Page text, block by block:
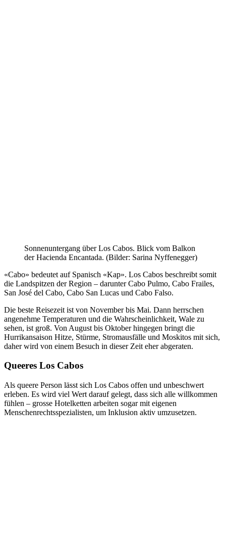
Sonnenuntergang über Los Cabos. Blick vom Balkon
der Hacienda Encantada. (Bilder: Sarina Nyffenegger)
«Cabo» bedeutet auf Spanisch «Kap». Los Cabos beschreibt somit
die Landspitzen der Region – darunter Cabo Pulmo, Cabo Frailes,
San José del Cabo, Cabo San Lucas und Cabo Falso.
Die beste Reisezeit ist von November bis Mai. Dann herrschen
angenehme Temperaturen und die Wahrscheinlichkeit, Wale zu
sehen, ist groß. Von August bis Oktober hingegen bringt die
Hurrikansaison Hitze, Stürme, Stromausfälle und Moskitos mit sich,
daher wird von einem Besuch in dieser Zeit eher abgeraten.
Queeres Los Cabos
Als queere Person lässt sich Los Cabos offen und unbeschwert
erleben. Es wird viel Wert darauf gelegt, dass sich alle willkommen
fühlen – grosse Hotelketten arbeiten sogar mit eigenen
Menschenrechtsspezialisten, um Inklusion aktiv umzusetzen.